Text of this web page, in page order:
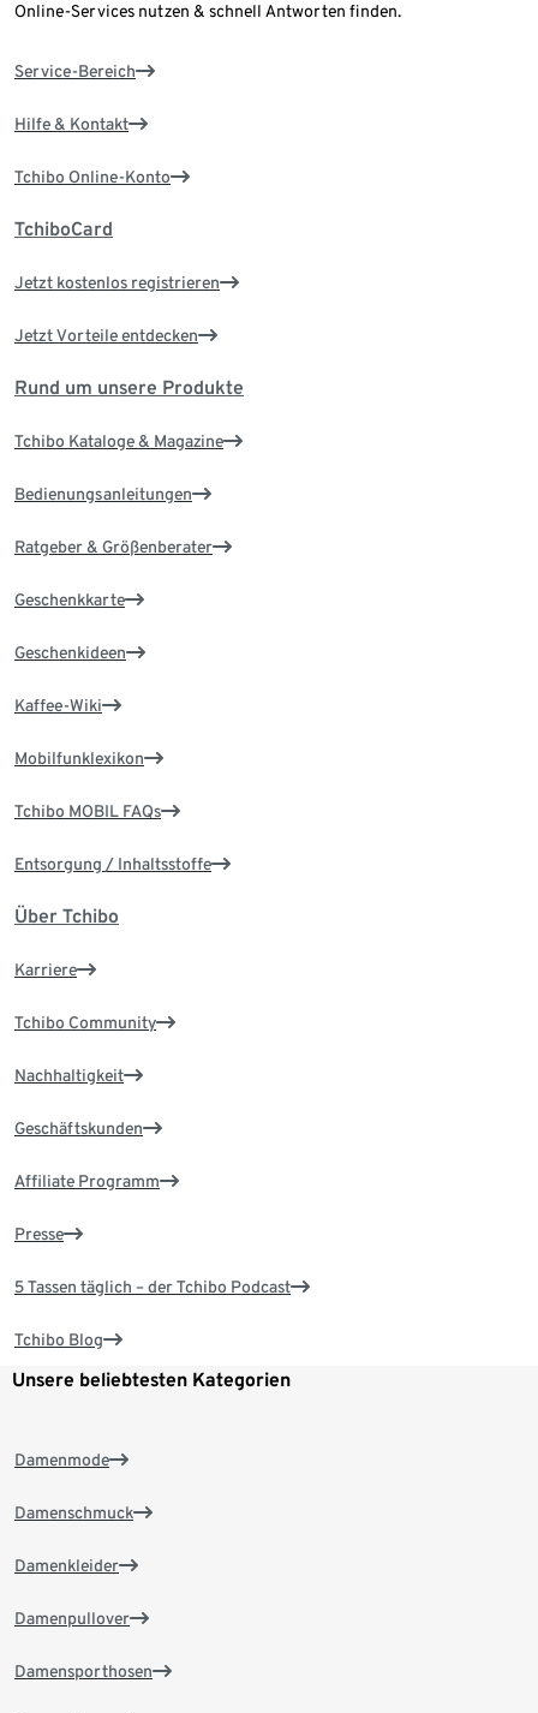
Online-Services nutzen & schnell Antworten finden.
Service-Bereich
Hilfe & Kontakt
Tchibo Online-Konto
TchiboCard
Jetzt kostenlos registrieren
Jetzt Vorteile entdecken
Rund um unsere Produkte
Tchibo Kataloge & Magazine
Bedienungsanleitungen
Ratgeber & Größenberater
Geschenkkarte
Geschenkideen
Kaffee-Wiki
Mobilfunklexikon
Tchibo MOBIL FAQs
Entsorgung / Inhaltsstoffe
Über Tchibo
Karriere
Tchibo Community
Nachhaltigkeit
Geschäftskunden
Affiliate Programm
Presse
5 Tassen täglich – der Tchibo Podcast
Tchibo Blog
Unsere beliebtesten Kategorien
Damenmode
Damenschmuck
Damenkleider
Damenpullover
Damensporthosen